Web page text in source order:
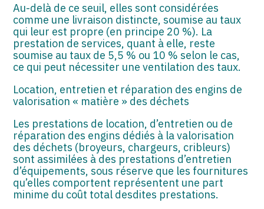
Au-delà de ce seuil, elles sont considérées
comme une livraison distincte, soumise au taux
qui leur est propre (en principe 20 %). La
prestation de services, quant à elle, reste
soumise au taux de 5,5 % ou 10 % selon le cas,
ce qui peut nécessiter une ventilation des taux.
Location, entretien et réparation des engins de
valorisation « matière » des déchets
Les prestations de location, d’entretien ou de
réparation des engins dédiés à la valorisation
des déchets (broyeurs, chargeurs, cribleurs)
sont assimilées à des prestations d’entretien
d’équipements, sous réserve que les fournitures
qu’elles comportent représentent une part
minime du coût total desdites prestations.